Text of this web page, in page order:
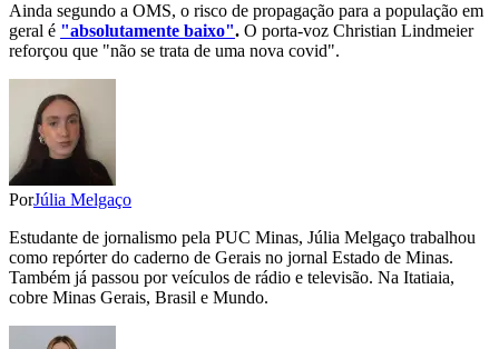
Ainda segundo a OMS, o risco de propagação para a população em
geral é "absolutamente baixo". O porta-voz Christian Lindmeier
reforçou que "não se trata de uma nova covid".
PorJúlia Melgaço
Estudante de jornalismo pela PUC Minas, Júlia Melgaço trabalhou
como repórter do caderno de Gerais no jornal Estado de Minas.
Também já passou por veículos de rádio e televisão. Na Itatiaia,
cobre Minas Gerais, Brasil e Mundo.